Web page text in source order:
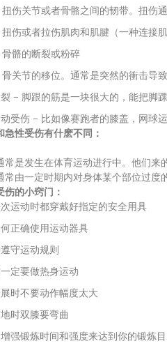
伤关节或者骨骼之间的韧带。扭伤
伤或者拉伤肌肉和肌腱（一种连接
骼的断裂或粉碎
骨关节的移位。通常是突然的衝击导致
– 脚跟的筋是一块很大的，能把脚
受伤 – 比如像赛跑者的膝盖，网球
急性受伤有什麽不同：
常是发生在体育运动进行中。他们来
常由一定时期内对身体某个部位过度
伤的小窍门：
运动时都穿戴好指定的安全用具
正确使用运动器具
守运动规则
定要做热身运动
时不要动作幅度太大
时双膝要弯曲
强锻炼时间和强度来达到你的锻炼